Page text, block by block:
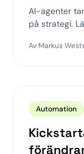
AI-agenter
på strategi.
Av Markus
Automation